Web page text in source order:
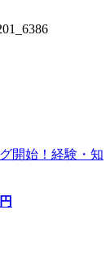
開始！経験・知
円